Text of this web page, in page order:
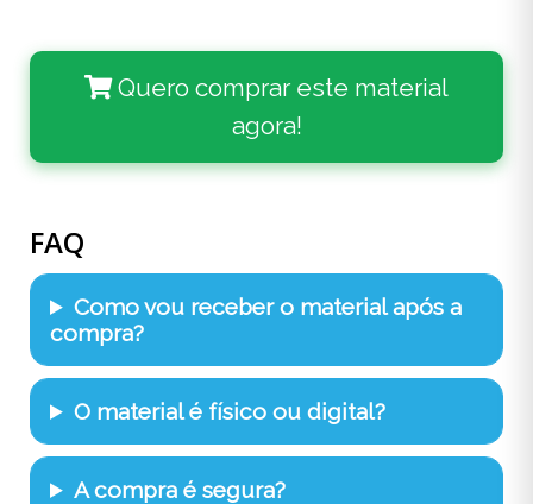
Quero comprar este material
agora!
FAQ
Como vou receber o material após a
compra?
O material é físico ou digital?
A compra é segura?